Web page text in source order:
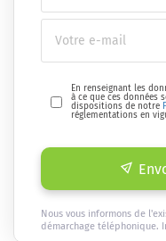
En renseignant les
à ce que ces données
dispositions de notre
réglementations en
Nous vous informons de
démarchage téléphonique.